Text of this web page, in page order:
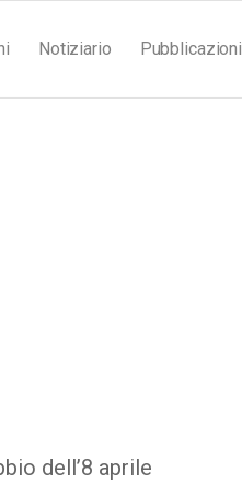
Notiziario Pubblicazioni
dell’8 aprile